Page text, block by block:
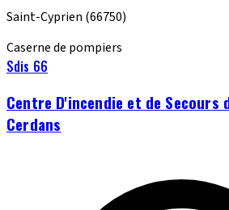
Saint-Cyprien (66750)
Caserne de pompiers
Sdis 66
Centre D'incendie et de Secours
Cerdans